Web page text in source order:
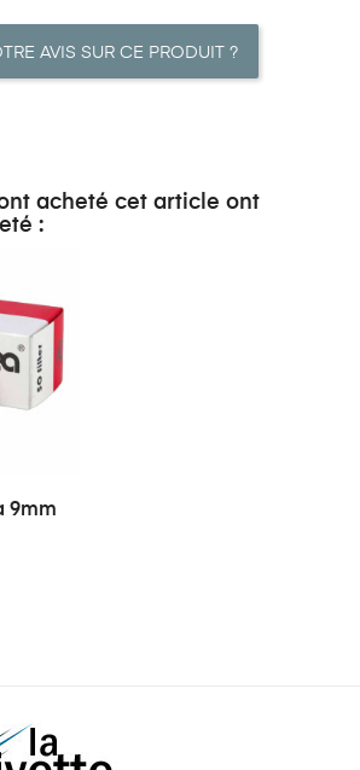
AVIS SUR CE PRODUIT ?
acheté cet article ont
:
9mm